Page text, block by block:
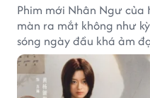
Phim mới Nhân Ngư
màn ra mắt không như
sóng ngày đầu khá ảm